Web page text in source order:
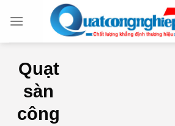
đến
Quạt
sàn
công